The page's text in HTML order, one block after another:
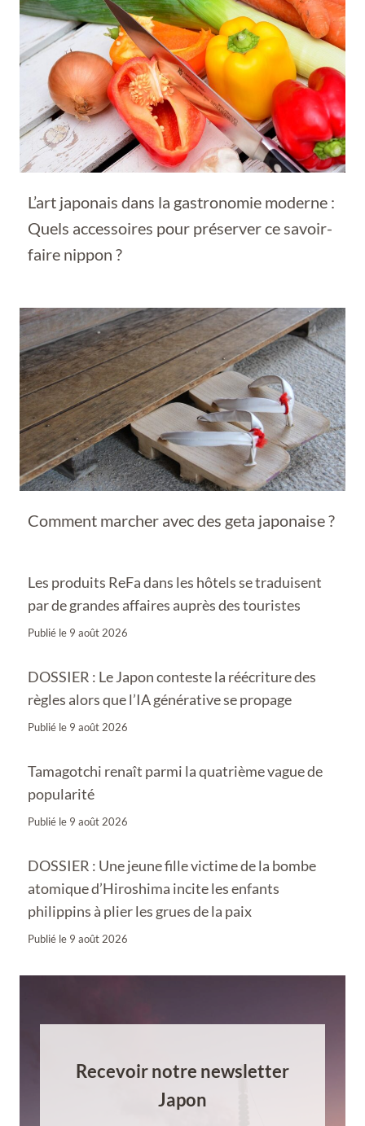
L’art japonais dans la gastronomie moderne :
Quels accessoires pour préserver ce savoir-
faire nippon ?
Comment marcher avec des geta japonaise ?
Les produits ReFa dans les hôtels se traduisent
par de grandes affaires auprès des touristes
Publié le 9 août 2026
DOSSIER : Le Japon conteste la réécriture des
règles alors que l’IA générative se propage
Publié le 9 août 2026
Tamagotchi renaît parmi la quatrième vague de
popularité
Publié le 9 août 2026
DOSSIER : Une jeune fille victime de la bombe
atomique d’Hiroshima incite les enfants
philippins à plier les grues de la paix
Publié le 9 août 2026
Recevoir notre newsletter
Japon